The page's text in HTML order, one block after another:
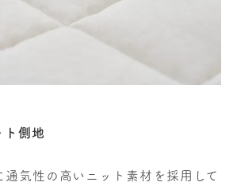
ト側地
通気性の高いニット素材を採用して